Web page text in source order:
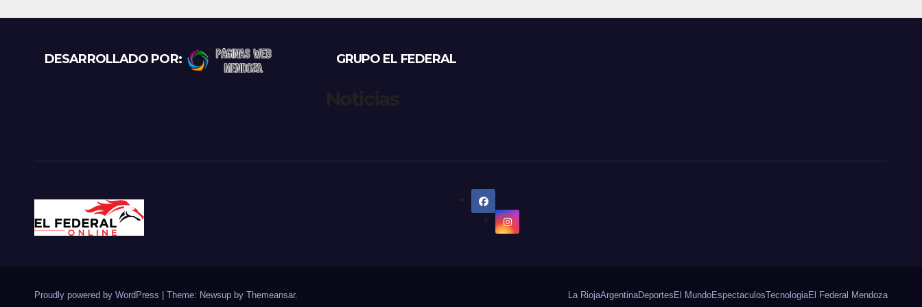
DESARROLLADO POR: GRUPO EL FEDERAL
Proudly powered by WordPress Theme: Newsup by Themeansar. La RiojaArgentinaDeportes El MundoEspectaculosTecnologiaEl Federal Mendoza